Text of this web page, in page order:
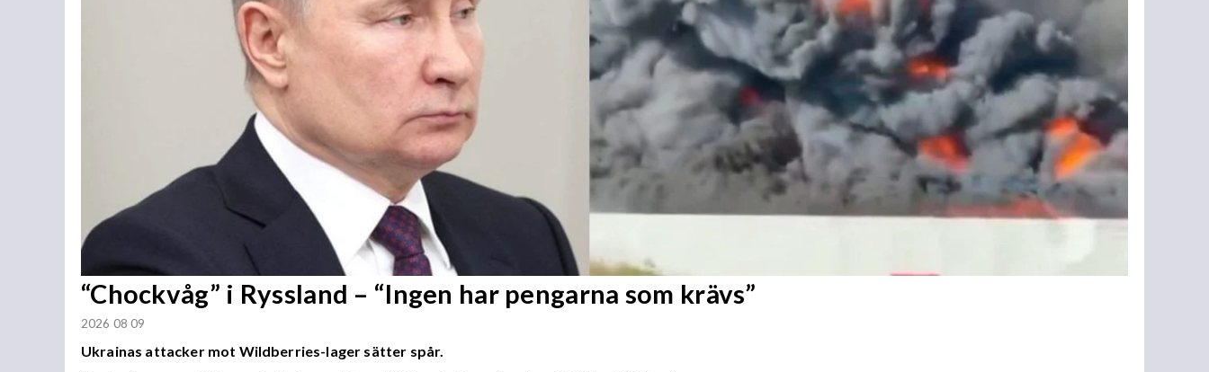
“Chockvåg” i Ryssland – “Ingen har pengarna som krävs”
2026 08 09
Ukrainas attacker mot Wildberries-lager sätter spår.